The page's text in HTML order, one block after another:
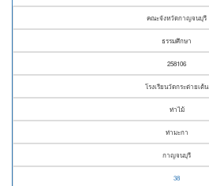
คณะจังหวัดกาญจนบุรี
ธรรมศึกษา
258106
โรงเรียนวัดกระต่ายเต้น
ท่าไม้
ท่ามะกา
กาญจนบุรี
38